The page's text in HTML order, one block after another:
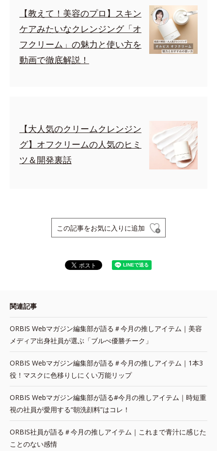
【教えて！美容のプロ】スキン
ケアみたいなクレンジング「オ
フクリーム」の魅力と使い方を
動画で徹底解説！
【大人気のクリームクレンジン
グ】オフクリームの人気のヒミ
ツ＆開発裏話
この記事をお気に入りに追加
関連記事
ORBIS Webマガジン編集部が語る＃今月の推しアイテム｜美容
メディア出身社員が選ぶ「ブルべ優勝チーク」
ORBIS Webマガジン編集部が語る＃今月の推しアイテム｜1本3
役！マスクに色移りしにくい万能リップ
ORBIS Webマガジン編集部が語る#今月の推しアイテム｜時短重
視の社員が愛用する“朝洗顔料”はコレ！
ORBIS社員が語る＃今月の推しアイテム｜これまで青汁に感じた
ことのない感情